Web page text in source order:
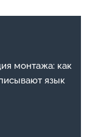
монтажа: как
язык